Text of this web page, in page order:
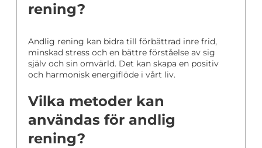
rening?
Andlig rening kan bidra till förbättrad inre frid,
minskad stress och en bättre förståelse av sig
själv och sin omvärld. Det kan skapa en positiv
och harmonisk energiflöde i vårt liv.
Vilka metoder kan
användas för andlig
rening?